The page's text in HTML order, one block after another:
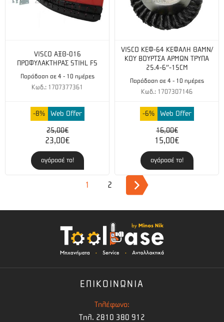
VISCO ΑΞΘ-016
ΠΡΟΦΥΛΑΚΤΗΡΑΣ STIHL FS
Παράδοση σε 4 - 10 ημέρες
Κωδ.: 1707377361
-8% Web Offer
25,00€
23,00€
αγόρασέ το!
VISCO ΚΕΦ-64 ΚΕΦΑΛΗ ΘΑΜΝ/
ΚΟΥ ΒΟΥΡΤΣΑ ΑΡΜΩΝ ΤΡΥΠΑ
25.4-6″-15CM
Παράδοση σε 4 - 10 ημέρες
Κωδ.: 1707307146
-6% Web Offer
16,00€
15,00€
αγόρασέ το!
1 2
ΕΠΙΚΟΙΝΩΝΙΑ
Τηλέφωνο:
Τηλ. 2810 380 912